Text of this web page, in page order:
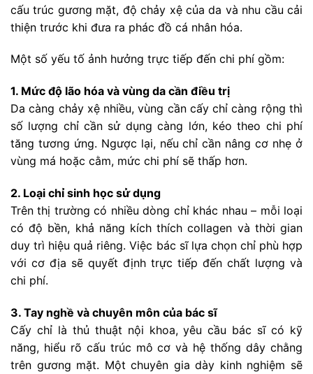
cấu trúc gương mặt, độ chảy xệ của da và nhu cầu cải
thiện trước khi đưa ra phác đồ cá nhân hóa.
Một số yếu tố ảnh hưởng trực tiếp đến chi phí gồm:
1. Mức độ lão hóa và vùng da cần điều trị
Da càng chảy xệ nhiều, vùng cần cấy chỉ càng rộng thì
số lượng chỉ cần sử dụng càng lớn, kéo theo chi phí
tăng tương ứng. Ngược lại, nếu chỉ cần nâng cơ nhẹ ở
vùng má hoặc cằm, mức chi phí sẽ thấp hơn.
2. Loại chỉ sinh học sử dụng
Trên thị trường có nhiều dòng chỉ khác nhau – mỗi loại
có độ bền, khả năng kích thích collagen và thời gian
duy trì hiệu quả riêng. Việc bác sĩ lựa chọn chỉ phù hợp
với cơ địa sẽ quyết định trực tiếp đến chất lượng và
chi phí.
3. Tay nghề và chuyên môn của bác sĩ
Cấy chỉ là thủ thuật nội khoa, yêu cầu bác sĩ có kỹ
năng, hiểu rõ cấu trúc mô cơ và hệ thống dây chằng
trên gương mặt. Một chuyên gia dày kinh nghiệm sẽ